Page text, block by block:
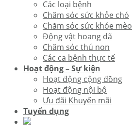
Các loại bệnh
Chăm sóc sức khỏe chó
Chăm sóc sức khỏe mèo
Động vật hoang dã
Chăm sóc thú non
Các ca bệnh thực tế
Hoạt động – Sự kiện
Hoạt động cộng đồng
Hoạt động nội bộ
Ưu đãi Khuyến mãi
Tuyển dụng